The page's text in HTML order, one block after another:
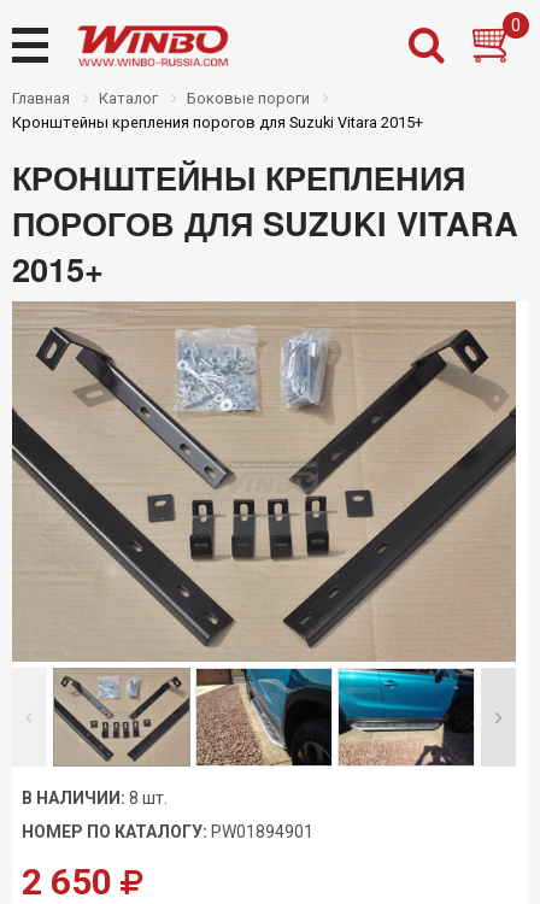
Назад
Товары на складе
Новинки
Распродажа
PDF каталоги Winbo
Назад
Новости
О нас
Назад
Дилерам
Частным клиентам
Доставка
Оплата
Установочный центр
Инструкции
Гарантии
Условия возврата
Назад
Контакты
Где купить
0
Главная Каталог
Боковые пороги
Кронштейны крепления порогов для Suzuki Vitara 2015+
КРОНШТЕЙНЫ КРЕПЛЕНИЯ
ПОРОГОВ ДЛЯ SUZUKI VITARA
2015+
В НАЛИЧИИ: 8 шт.
НОМЕР ПО КАТАЛОГУ: PW01894901
2 650